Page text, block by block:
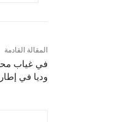
المقالة القادمة
في غياب
وديا في